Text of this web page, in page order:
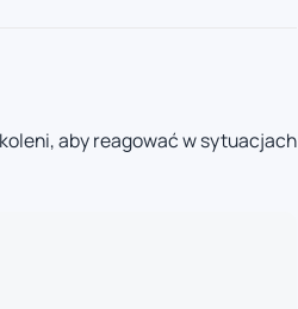
aby reagować w sytuacjach